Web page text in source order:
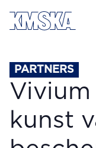
Ga naar
PARTNERS
Vivium
kunst